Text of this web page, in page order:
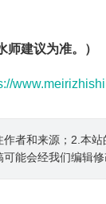
师建议为准。）
者和来源；2.本
能会经我们编辑修